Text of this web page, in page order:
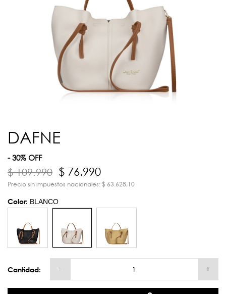
DAFNE
- 30% OFF
$ 109.990 $ 76.990
Precio sin impuestos nacionales: $ 63.628,10
Color: BLANCO
Cantidad: - +